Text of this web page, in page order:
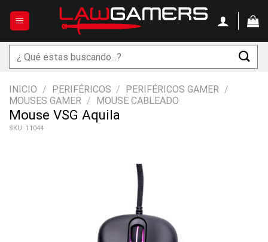
Buscar
por:
INICIO / PERIFÉRICOS / PERIFÉRICOS GAMER /
MOUSES GAMER / MOUSE CABLEADO
Mouse VSG Aquila
SKU: 11044